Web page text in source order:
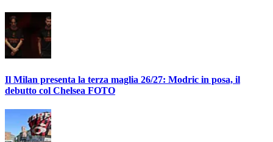
Il Milan presenta la terza maglia 26/27: Modric in posa, il
debutto col Chelsea FOTO